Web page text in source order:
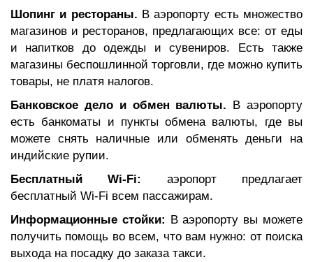
Шопинг и рестораны. В аэропорту есть множество
магазинов и ресторанов, предлагающих все: от еды
и напитков до одежды и сувениров. Есть также
магазины беспошлинной торговли, где можно купить
товары, не платя налогов.
Банковское дело и обмен валюты. В аэропорту
есть банкоматы и пункты обмена валюты, где вы
можете снять наличные или обменять деньги на
индийские рупии.
Бесплатный Wi-Fi:
аэропорт предлагает
бесплатный Wi-Fi всем пассажирам.
Информационные стойки: В аэропорту вы можете
получить помощь во всем, что вам нужно: от поиска
выхода на посадку до заказа такси.